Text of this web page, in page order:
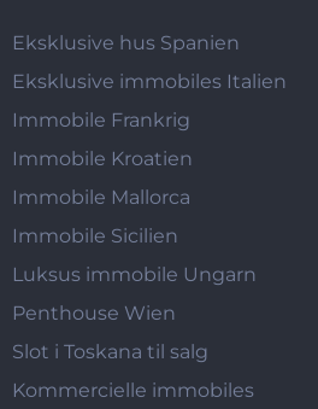
Eksklusive hus Spanien
Eksklusive immobiles Italien
Immobile Frankrig
Immobile Kroatien
Immobile Mallorca
Immobile Sicilien
Luksus immobile Ungarn
Penthouse Wien
Slot i Toskana til salg
Kommercielle immobiles